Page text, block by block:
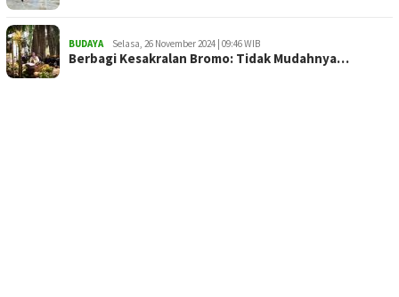
BUDAYA Selasa, 26 November 2024 | 09:46 WIB
Berbagi Kesakralan Bromo: Tidak Mudahnya…